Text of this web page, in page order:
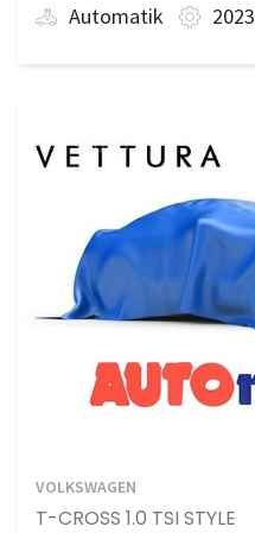
Automatik
2023
VOLKSWAGEN
T-CROSS 1.0 TSI STYLE